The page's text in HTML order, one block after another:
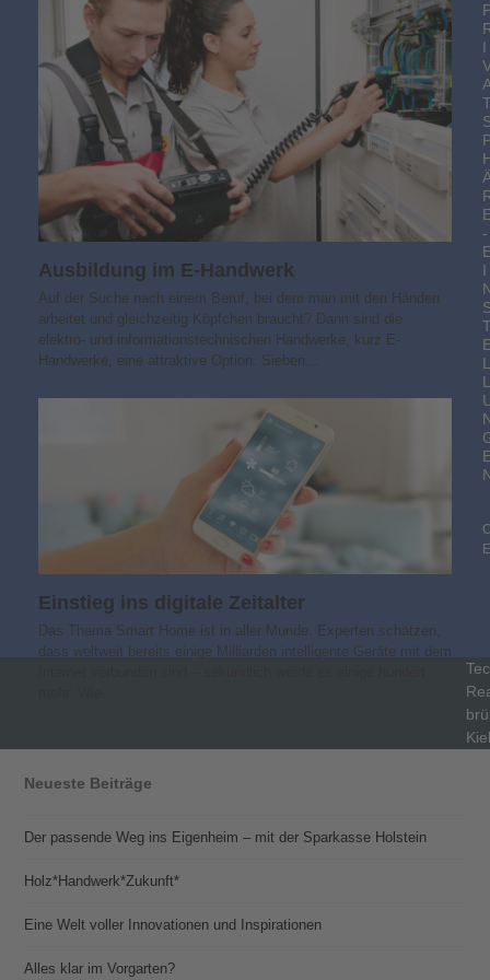
Ausbildung im E-Handwerk
Auf der Suche nach einem Beruf, bei dem man mit den Händen
arbeitet und gleichzeitig Köpfchen braucht? Dann sind die
elektro- und informationstechnischen Handwerke, kurz E-
Handwerke, eine attraktive Option. Sieben…
Einstieg ins digitale Zeitalter
Das Thema Smart Home ist in aller Munde. Experten schätzen,
dass weltweit bereits einige Milliarden intelligente Geräte mit dem
Neueste Beiträge
Der passende Weg ins Eigenheim – mit der Sparkasse Holstein
Holz*Handwerk*Zukunft*
Eine Welt voller Innovationen und Inspirationen
Alles klar im Vorgarten?
I
-
I
L
L
Kiel